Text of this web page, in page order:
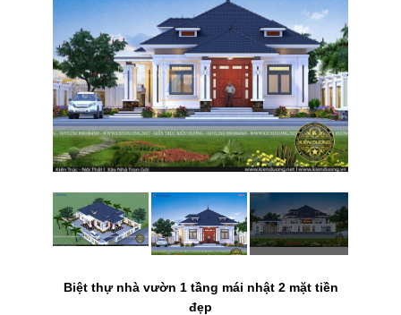
Biệt thự nhà vườn 1 tầng mái nhật 2 mặt tiền
đẹp